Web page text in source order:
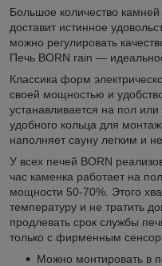
Большое количество камней
доставит истинное
можно регулировать
Печь BORN rain —
Классика форм
своей мощностью и
устанавливается на пол
удобного кольца для
наполняет сауну легким и
У всех печей BORN
час каменка работает на
мощности 50-70%. Этого
температуру и не тратить
продлевать срок службы
только с фирменным
Можно монтировать в